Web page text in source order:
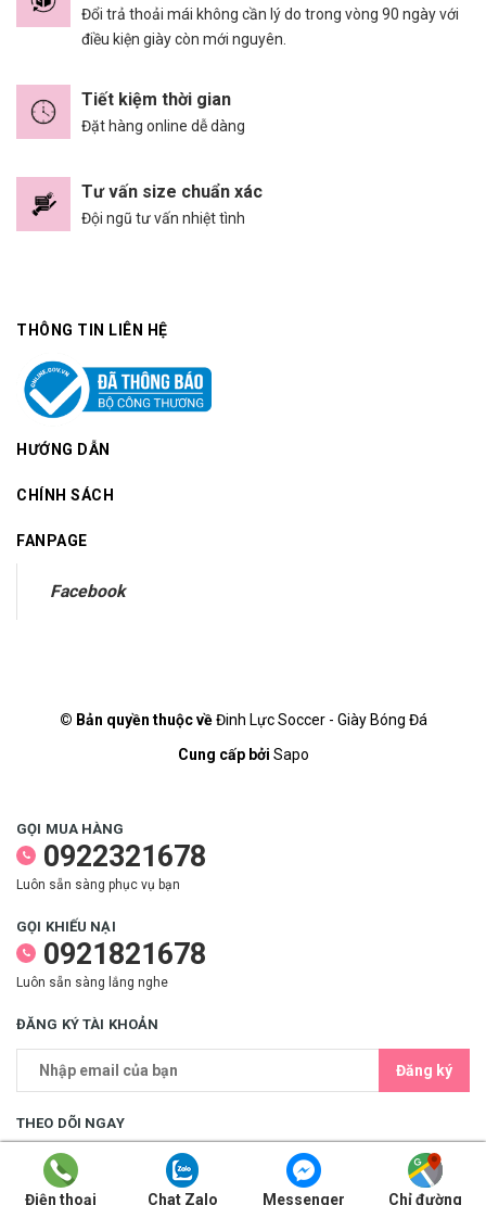
Đổi trả thoải mái không cần lý do trong vòng 90 ngày với
điều kiện giày còn mới nguyên.
Tiết kiệm thời gian
Đặt hàng online dễ dàng
Tư vấn size chuẩn xác
Đội ngũ tư vấn nhiệt tình
THÔNG TIN LIÊN HỆ
HƯỚNG DẪN
CHÍNH SÁCH
FANPAGE
Facebook
© Bản quyền thuộc vềĐinh Lực Soccer - Giày Bóng Đá
Cung cấp bởi Sapo
GỌI MUA HÀNG
0922321678
Luôn sẵn sàng phục vụ bạn
GỌI KHIẾU NẠI
0921821678
Luôn sẵn sàng lắng nghe
ĐĂNG KÝ TÀI KHOẢN
Đăng ký
THEO DÕI NGAY
Điện thoại Chat Zalo Messenger Chỉ đường